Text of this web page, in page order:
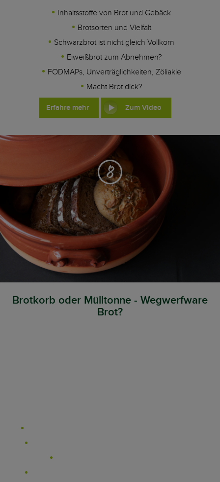
Inhaltsstoffe von Brot und Gebäck
Brotsorten und Vielfalt
Schwarzbrot ist nicht gleich Vollkorn
Eiweißbrot zum Abnehmen?
FODMAPs, Unverträglichkeiten, Zöliakie
Macht Brot dick?
Erfahre mehr Zum Video
8
Brotkorb oder Mülltonne - Wegwerfware
Brot?